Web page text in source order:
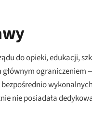
do opieki, edukacji,
nie posiadała